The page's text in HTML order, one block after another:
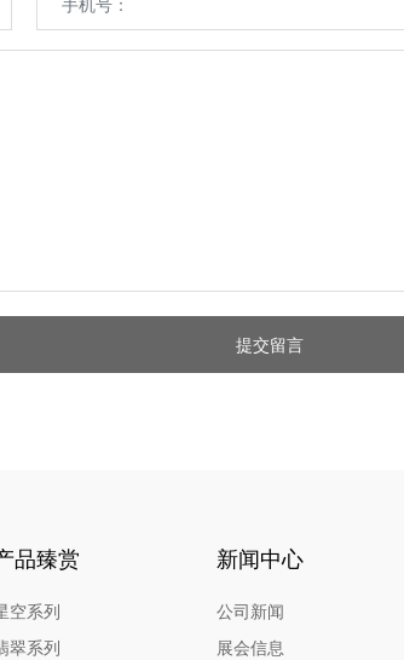
提交留言
品臻赏
空系列
翠系列
新闻中心
公司新闻
展会信息